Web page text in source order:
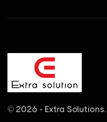
© 2026 - Extra Solutions.